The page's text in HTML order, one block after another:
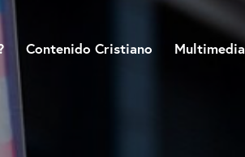
Contenido Cristiano Multimedia